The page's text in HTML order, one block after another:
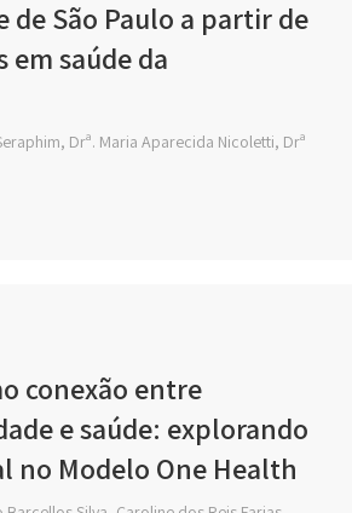
de São Paulo a partir de
em saúde da
Drª. Maria Aparecida Nicoletti, Drª
conexão entre
e saúde: explorando
no Modelo One Health